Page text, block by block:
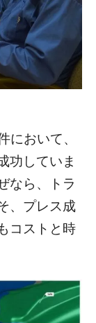
おいて、
功していま
なら、トラ
、プレス成
コストと時